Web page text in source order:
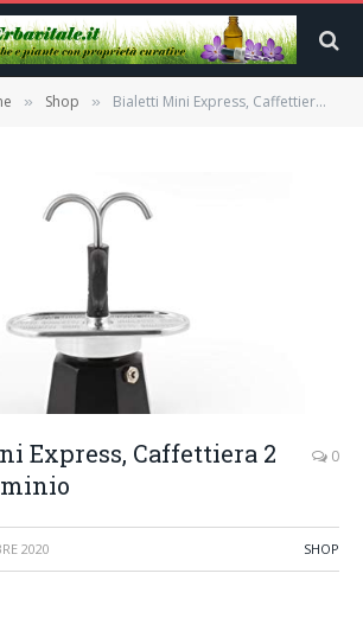
» Shop » Bialetti Mini Express, Caffettiera 2 tazze, Alluminio
Express, Caffettiera 2
0
2020 SHOP